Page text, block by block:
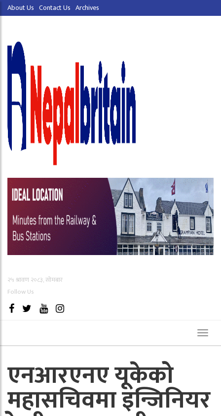
About Us Contact Us Archives
२५ श्रावण २०८३, सोमबार
Follow Us
एनआरएनए यूकेको
महासचिवमा इन्जिनियर